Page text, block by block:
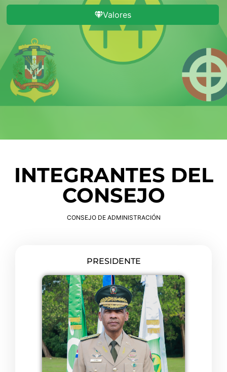
Valores
INTEGRANTES DEL
CONSEJO
CONSEJO DE ADMINISTRACIÓN
PRESIDENTE